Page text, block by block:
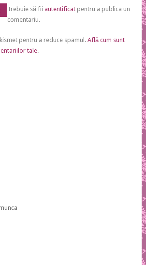
Trebuie să fii autentificatpentru a publica un
comentariu.
pentru a reduce spamul. Află cum sunt
tale.